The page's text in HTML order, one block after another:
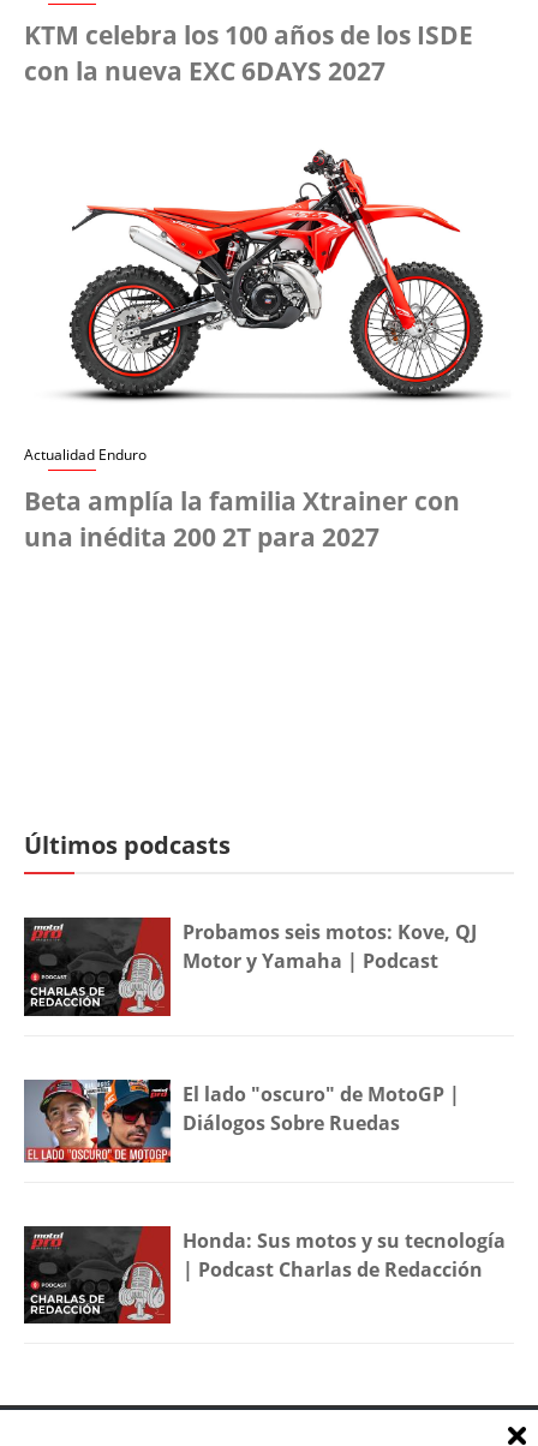
KTM celebra los 100 años de los ISDE
con la nueva EXC 6DAYS 2027
Actualidad Enduro
Beta amplía la familia Xtrainer con
una inédita 200 2T para 2027
Últimos podcasts
Probamos seis motos: Kove, QJ
Motor y Yamaha | Podcast
El lado "oscuro" de MotoGP |
Diálogos Sobre Ruedas
Honda: Sus motos y su tecnología
| Podcast Charlas de Redacción